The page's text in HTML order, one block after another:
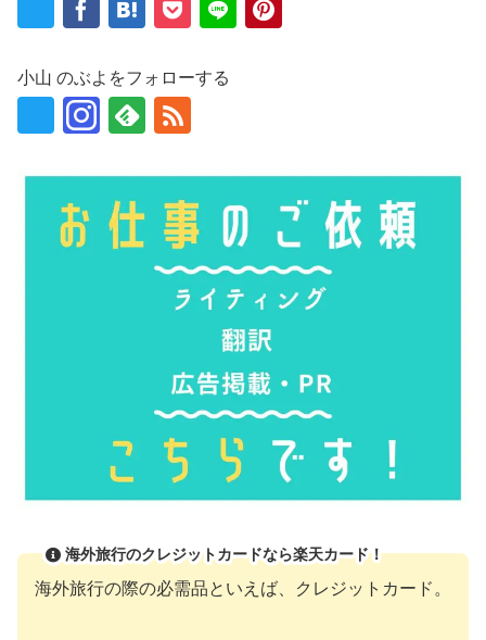
小山 のぶよをフォローする
海外旅行のクレジットカードなら楽天カード！
海外旅行の際の必需品といえば、クレジットカード。